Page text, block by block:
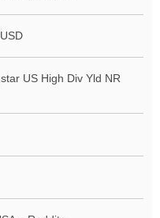
US High Div Yld NR